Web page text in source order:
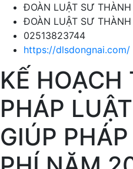
ĐOÀN LUẬT SƯ
ĐOÀN LUẬT SƯ
02513823744
https://dlsdongnai.com/
KẾ HOẠCH
PHÁP
GIÚP